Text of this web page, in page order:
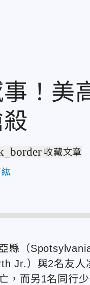
！美
收藏文章
縣（
Jr.）與2名友
，而另1名同行少